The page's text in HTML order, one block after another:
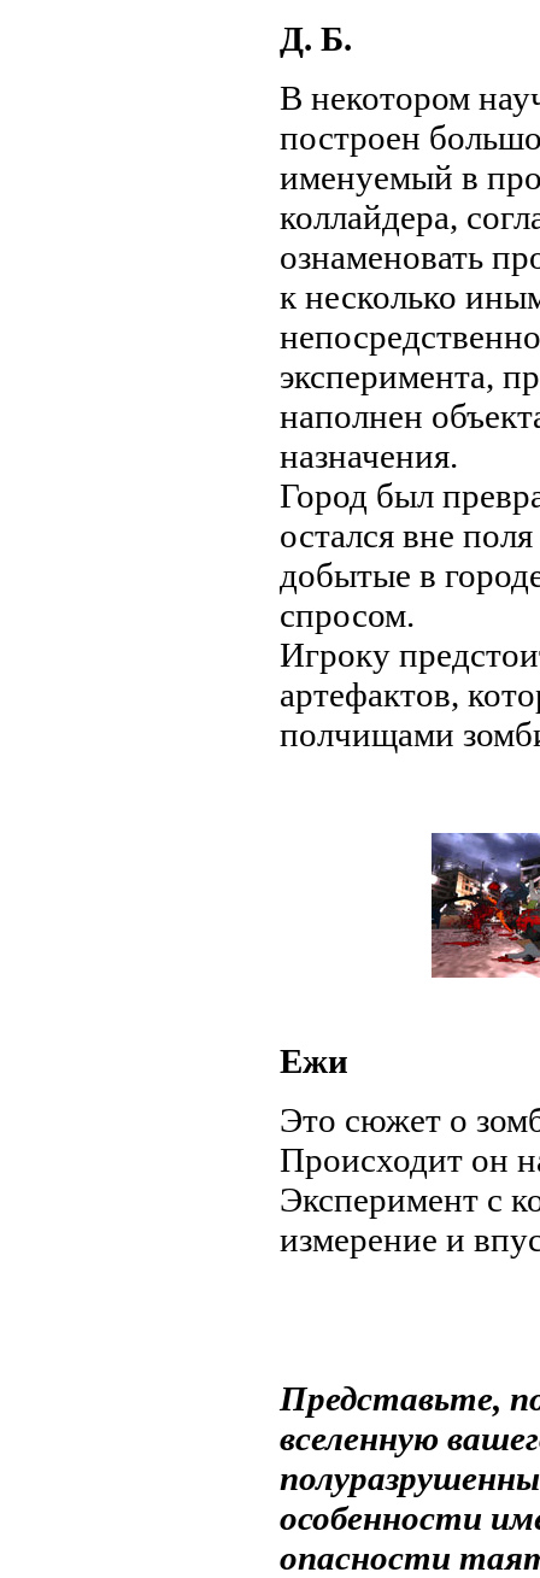
Д. Б.
В некотором
построен
именуемый в
коллайдера,
ознаменовать
к несколько
эксперимента,
наполнен
назначения.
Город был
остался вне
добытые в
спросом.
Игроку
артефактов,
полчищами
Ежи
Это сюжет о
Происходит он
Эксперимент с
измерение и
Представьте,
вселенную
особенности
опасности